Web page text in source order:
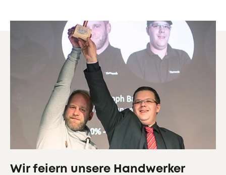
Wir feiern unsere Handwerker